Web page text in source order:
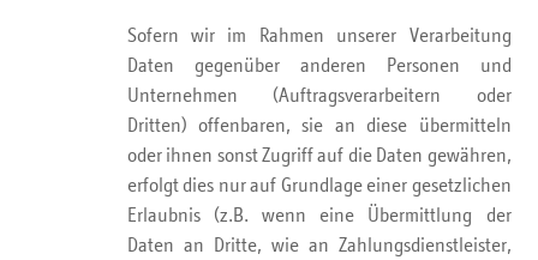
Sofern wir im Rahmen unserer Verarbeitung
Daten gegenüber anderen Personen und
Unternehmen (Auftragsverarbeitern oder
Dritten) offenbaren, sie an diese übermitteln
oder ihnen sonst Zugriff auf die Daten gewähren,
erfolgt dies nur auf Grundlage einer gesetzlichen
Erlaubnis (z.B. wenn eine Übermittlung der
Daten an Dritte, wie an Zahlungsdienstleister,